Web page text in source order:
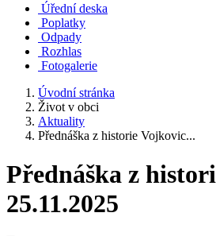
Úřední deska
Poplatky
Odpady
Rozhlas
Fotogalerie
Úvodní stránka
Život v obci
Aktuality
Přednáška z historie Vojkovic...
Přednáška z
25.11.2025